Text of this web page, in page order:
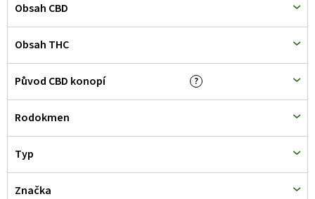
Obsah CBD
Obsah THC
Původ CBD konopí ?
Rodokmen
Typ
Značka
ů